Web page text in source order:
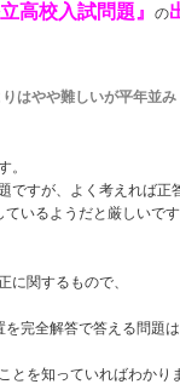
高校入試問題』 の
はやや難しいが平年並み
。
ですが、よく考えれば正
いるようだと厳しいで
に関するもので、
完全解答で答える問題は
とを知っていればわかり